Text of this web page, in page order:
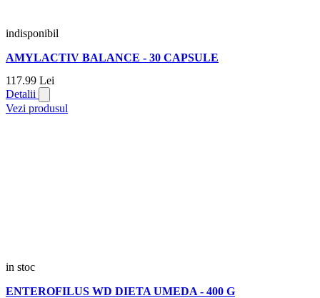
indisponibil
AMYLACTIV BALANCE - 30 CAPSULE
117.99 Lei
Detalii
Vezi produsul
in stoc
ENTEROFILUS WD DIETA UMEDA - 400 G